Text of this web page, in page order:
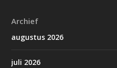
Archief
augustus 2026
juli 2026